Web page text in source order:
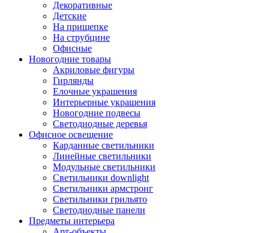
Декоративные
Детские
На прищепке
На струбцине
Офисные
Новогодние товары
Акриловые фигуры
Гирлянды
Елочные украшения
Интерьерные украшения
Новогодние подвесы
Светодиодные деревья
Офисное освещение
Карданные светильники
Линейные светильники
Модульные светильники
Светильники downlight
Светильники армстронг
Светильники грильято
Светодиодные панели
Предметы интерьера